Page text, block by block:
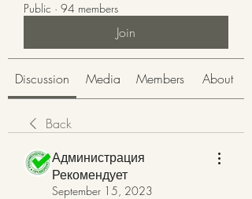
Public · 94 members
Join
Discussion Media Members About
Back
Администрация
Рекомендует
September 15, 2023